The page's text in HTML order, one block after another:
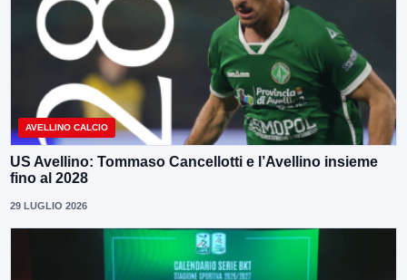
AVELLINO CALCIO
US Avellino: Tommaso Cancellotti e l’Avellino insieme
fino al 2028
29 LUGLIO 2026